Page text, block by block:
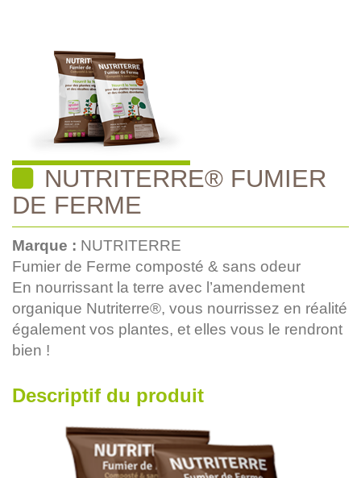
NUTRITERRE® FUMIER
DE FERME
Marque : NUTRITERRE
Fumier de Ferme composté & sans odeur
En nourrissant la terre avec l’amendement
organique Nutriterre®, vous nourrissez en réalité
également vos plantes, et elles vous le rendront
bien !
Descriptif du produit